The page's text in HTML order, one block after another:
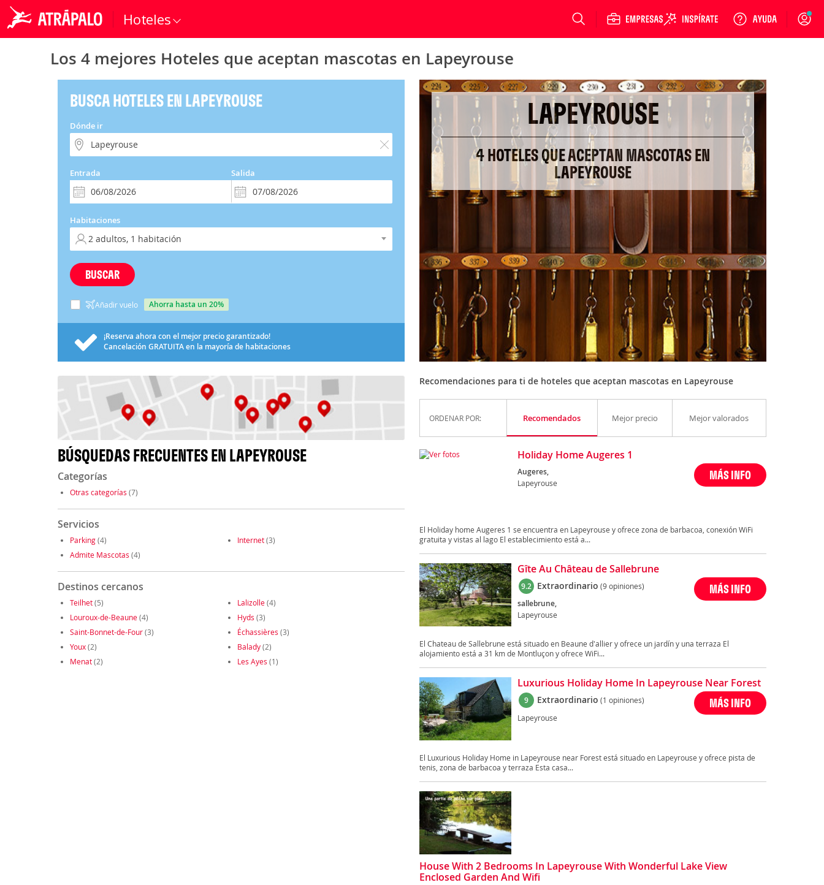
Hoteles Login
Los 4 mejores Hoteles que aceptan mascotas en Lapeyrouse
BUSCA HOTELES EN LAPEYROUSE
Dónde ir
Entrada Salida
Habitaciones
BUSCAR
Añadir vuelo ahorra hasta un 20%
¡Reserva ahora con el mejor precio garantizado!
Cancelación GRATUITAen la mayoría de habitaciones
BÚSQUEDAS FRECUENTES EN LAPEYROUSE
Categorías
Otras categorías (7)
Servicios
Parking(4) Internet(3)
Admite Mascotas (4)
Destinos cercanos
Teilhet(5) Lalizolle(4)
Louroux-de-Beaune(4) Hyds (3)
Saint-Bonnet-de-Four(3) Échassières (3)
Youx(2) Balady(2)
Menat(2) Les Ayes (1)
LAPEYROUSE
4 HOTELES QUE ACEPTAN MASCOTAS EN
LAPEYROUSE
Recomendaciones para ti de hoteles que aceptan mascotas en Lapeyrouse
ORDENAR POR: Recomendados Mejor precio Mejor valorados
Holiday Home Augeres 1
Augeres,
Lapeyrouse
MÁS INFO
El Holiday home Augeres 1 se encuentra en Lapeyrouse y ofrece zona de barbacoa, conexión WiFi
gratuita y vistas al lago El establecimiento está a...
Gîte Au Château de Sallebrune
9.2 Extraordinario (9 opiniones)
sallebrune,
Lapeyrouse
MÁS INFO
El Chateau de Sallebrune está situado en Beaune d'allier y ofrece un jardín y una terraza El
alojamiento está a 31 km de Montluçon y ofrece WiFi...
Luxurious Holiday Home In Lapeyrouse Near Forest
9 Extraordinario (1 opiniones)
Lapeyrouse
MÁS INFO
El Luxurious Holiday Home in Lapeyrouse near Forest está situado en Lapeyrouse y ofrece pista de
tenis, zona de barbacoa y terraza Esta casa...
House With 2 Bedrooms In Lapeyrouse With Wonderful Lake View
Enclosed Garden And Wifi